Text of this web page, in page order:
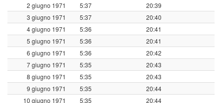
2 giugno 1971
5:37
20:39
3 giugno 1971
5:37
20:40
4 giugno 1971
5:36
20:41
5 giugno 1971
5:36
20:41
6 giugno 1971
5:36
20:42
7 giugno 1971
5:35
20:43
8 giugno 1971
5:35
20:43
9 giugno 1971
5:35
20:44
10 giugno 1971
5:35 20:44